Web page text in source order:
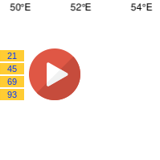
21
45
69
93